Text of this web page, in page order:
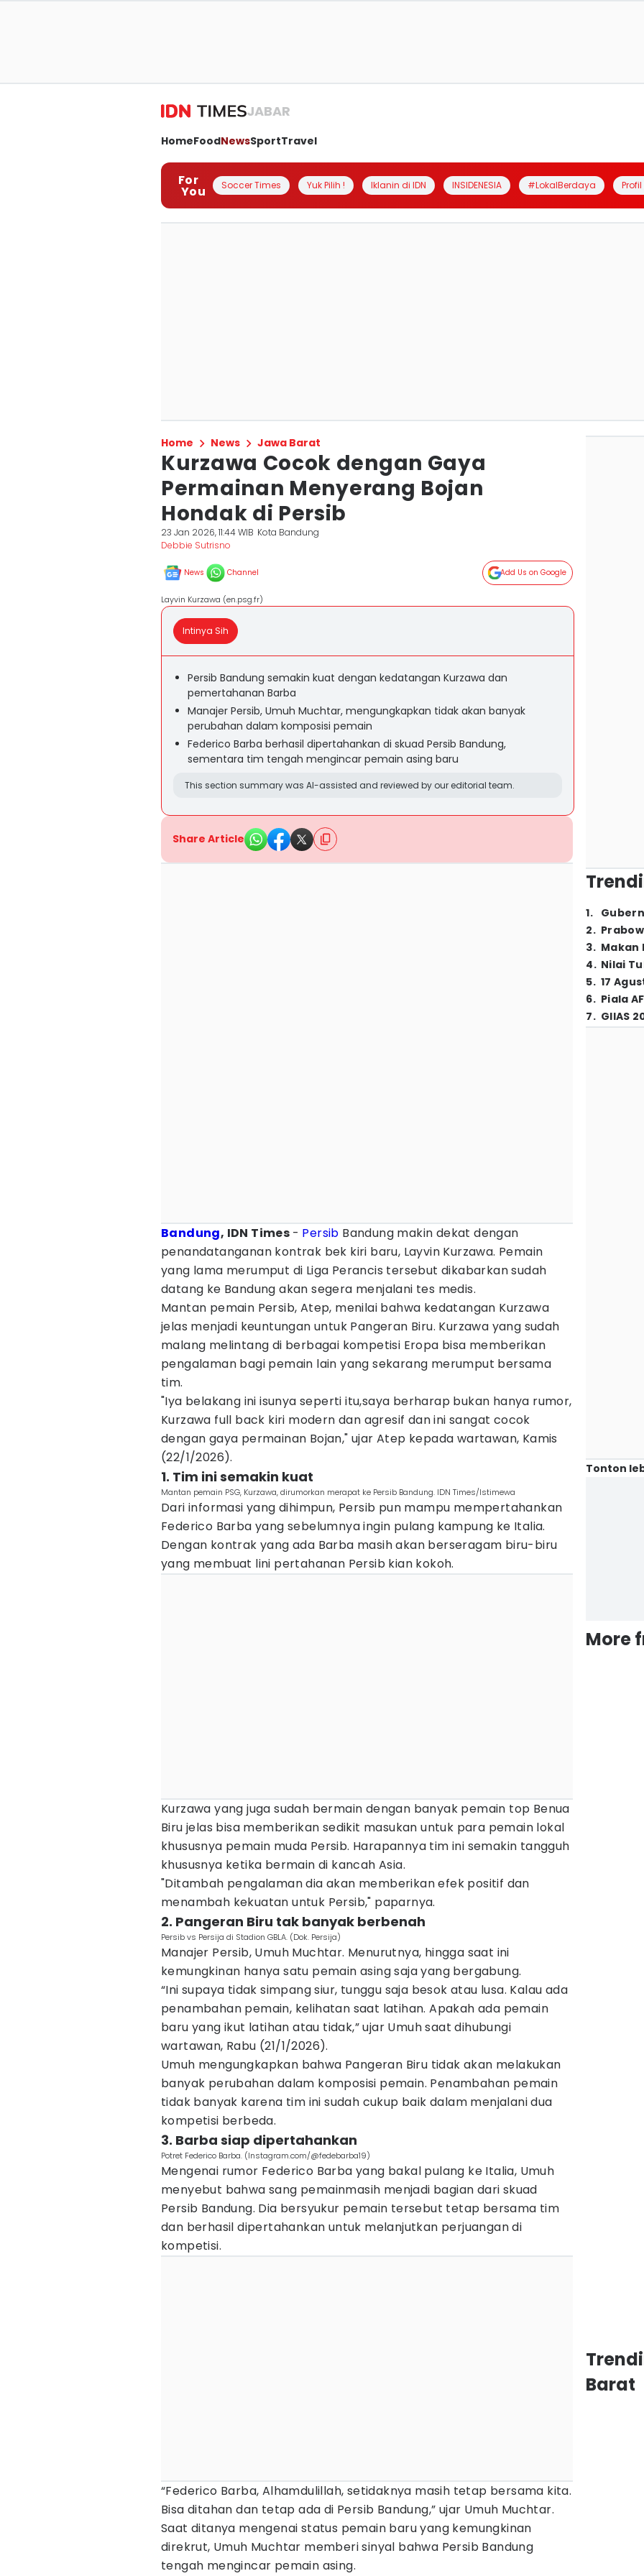
JABAR
HomeFoodNewsSportTravel
For
You Soccer Times Yuk Pilih ! Iklanin di IDN INSIDENESIA #LokalBerdaya
Home News Jawa Barat
Kurzawa Cocok dengan Gaya
Permainan Menyerang Bojan
Hondak di Persib
23 Jan 2026, 11:44 WIB Kota Bandung
Debbie Sutrisno
News Channel Add Us on Google
Layvin Kurzawa (en.psg.fr)
Intinya Sih
Persib Bandung semakin kuat dengan kedatangan Kurzawa dan
pemertahanan Barba
Manajer Persib, Umuh Muchtar, mengungkapkan tidak akan banyak
perubahan dalam komposisi pemain
Federico Barba berhasil dipertahankan di skuad Persib Bandung,
sementara tim tengah mengincar pemain asing baru
This section summary was AI-assisted and reviewed by our editorial team.
Share Article
Bandung, IDN Times - Persib Bandung makin dekat dengan
penandatanganan kontrak bek kiri baru, Layvin Kurzawa. Pemain
yang lama merumput di Liga Perancis tersebut dikabarkan sudah
datang ke Bandung akan segera menjalani tes medis.
Mantan pemain Persib, Atep, menilai bahwa kedatangan Kurzawa
jelas menjadi keuntungan untuk Pangeran Biru. Kurzawa yang sudah
malang melintang di berbagai kompetisi Eropa bisa memberikan
pengalaman bagi pemain lain yang sekarang merumput bersama
tim.
"Iya belakang ini isunya seperti itu,saya berharap bukan hanya rumor,
Kurzawa full back kiri modern dan agresif dan ini sangat cocok
dengan gaya permainan Bojan," ujar Atep kepada wartawan, Kamis
(22/1/2026).
1. Tim ini semakin kuat
Mantan pemain PSG, Kurzawa, dirumorkan merapat ke Persib Bandung. IDN Times/Istimewa
Dari informasi yang dihimpun, Persib pun mampu mempertahankan
Federico Barba yang sebelumnya ingin pulang kampung ke Italia.
Dengan kontrak yang ada Barba masih akan berseragam biru-biru
yang membuat lini pertahanan Persib kian kokoh.
Kurzawa yang juga sudah bermain dengan banyak pemain top Benua
Biru jelas bisa memberikan sedikit masukan untuk para pemain lokal
khususnya pemain muda Persib. Harapannya tim ini semakin tangguh
khususnya ketika bermain di kancah Asia.
"Ditambah pengalaman dia akan memberikan efek positif dan
menambah kekuatan untuk Persib," paparnya.
2. Pangeran Biru tak banyak berbenah
Persib vs Persija di Stadion GBLA. (Dok. Persija)
Manajer Persib, Umuh Muchtar. Menurutnya, hingga saat ini
kemungkinan hanya satu pemain asing saja yang bergabung.
“Ini supaya tidak simpang siur, tunggu saja besok atau lusa. Kalau ada
penambahan pemain, kelihatan saat latihan. Apakah ada pemain
baru yang ikut latihan atau tidak,” ujar Umuh saat dihubungi
wartawan, Rabu (21/1/2026).
Umuh mengungkapkan bahwa Pangeran Biru tidak akan melakukan
banyak perubahan dalam komposisi pemain. Penambahan pemain
tidak banyak karena tim ini sudah cukup baik dalam menjalani dua
kompetisi berbeda.
3. Barba siap dipertahankan
Potret Federico Barba. (Instagram.com/@fedebarba19)
Mengenai rumor Federico Barba yang bakal pulang ke Italia, Umuh
menyebut bahwa sang pemainmasih menjadi bagian dari skuad
Persib Bandung. Dia bersyukur pemain tersebut tetap bersama tim
dan berhasil dipertahankan untuk melanjutkan perjuangan di
kompetisi.
“Federico Barba, Alhamdulillah, setidaknya masih tetap bersama kita.
Bisa ditahan dan tetap ada di Persib Bandung,” ujar Umuh Muchtar.
Saat ditanya mengenai status pemain baru yang kemungkinan
direkrut, Umuh Muchtar memberi sinyal bahwa Persib Bandung
tengah mengincar pemain asing.
1.
2.
3. Makan
4. Nilai
5. 17
6. Piala
7. GIIAS
Tonton
More
Barat